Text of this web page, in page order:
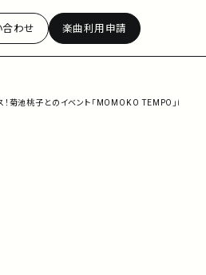
合わせ 楽曲利用申請
池桃子とのイベント「MOMOKO TEMPO」は3/